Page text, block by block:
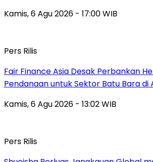
Kamis, 6 Agu 2026 - 17:00 WIB
Pers Rilis
Fair Finance Asia Desak Perbankan
Pendanaan untuk Sektor Batu Bara di
Kamis, 6 Agu 2026 - 13:02 WIB
Pers Rilis